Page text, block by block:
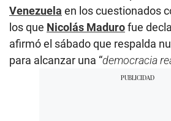
Venezuela en los cuestionados
los que Nicolás Madurofue
afirmó el sábado que respalda
para alcanzar una “democracia